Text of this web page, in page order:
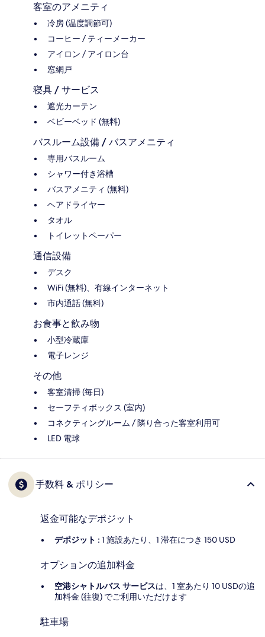
客室のアメニティ
冷房 (温度調節可)
コーヒー / ティーメーカー
アイロン / アイロン台
窓網戸
寝具 / サービス
遮光カーテン
ベビーベッド (無料)
バスルーム設備 / バスアメニティ
専用バスルーム
シャワー付き浴槽
バスアメニティ (無料)
ヘアドライヤー
タオル
トイレットペーパー
通信設備
デスク
WiFi (無料)、有線インターネット
市内通話 (無料)
お食事と飲み物
小型冷蔵庫
電子レンジ
その他
客室清掃 (毎日)
セーフティボックス (室内)
コネクティングルーム / 隣り合った客室利用可
LED 電球
手数料 & ポリシー
返金可能なデポジット
デポジット : 1 施設あたり、1 滞在につき 150 USD
オプションの追加料金
空港シャトルバス サービスは、1 室あたり 10 USDの追
加料金 (往復) でご利用いただけます
駐車場